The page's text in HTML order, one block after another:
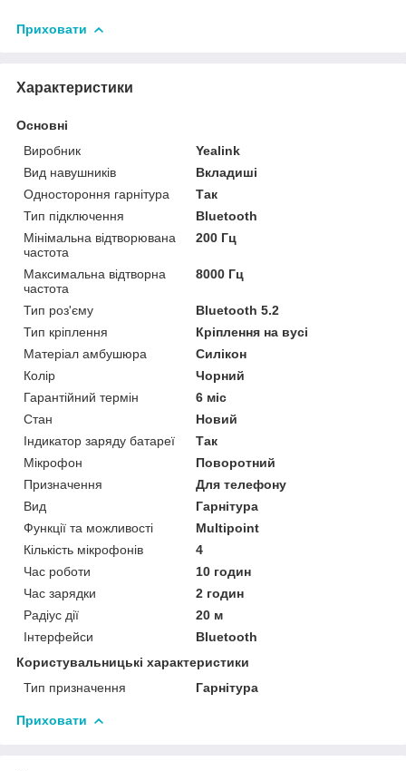
Приховати
Характеристики
Основні
Виробник
Yealink
Вид навушників
Вкладиші
Одностороння гарнітура
Так
Тип підключення
Bluetooth
Мінімальна відтворювана
частота
200 Гц
Максимальна відтворна
частота
8000 Гц
Тип роз'єму
Bluetooth 5.2
Тип кріплення
Кріплення на вусі
Матеріал амбушюра
Силікон
Колір
Чорний
Гарантійний термін
6 міс
Стан
Новий
Індикатор заряду батареї
Так
Мікрофон
Поворотний
Призначення
Для телефону
Вид
Гарнітура
Функції та можливості
Multipoint
Кількість мікрофонів
4
Час роботи
10 годин
Час зарядки
2 годин
Радіус дії
20 м
Інтерфейси
Bluetooth
Користувальницькі характеристики
Тип призначення
Гарнітура
Приховати